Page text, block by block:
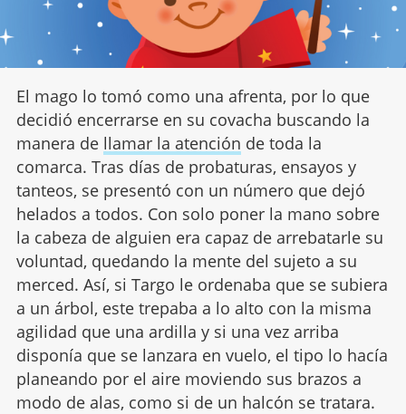
El mago lo tomó como una afrenta, por lo que
decidió encerrarse en su covacha buscando la
manera de llamar la atención de toda la
comarca. Tras días de probaturas, ensayos y
tanteos, se presentó con un número que dejó
helados a todos. Con solo poner la mano sobre
la cabeza de alguien era capaz de arrebatarle su
voluntad, quedando la mente del sujeto a su
merced. Así, si Targo le ordenaba que se subiera
a un árbol, este trepaba a lo alto con la misma
agilidad que una ardilla y si una vez arriba
disponía que se lanzara en vuelo, el tipo lo hacía
planeando por el aire moviendo sus brazos a
modo de alas, como si de un halcón se tratara.